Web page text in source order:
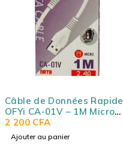
Câble de Données Rapide
OFYi CA-01V – 1M Micro
USB (V8) (2.4A)
2 200 CFA
Ajouter au panier